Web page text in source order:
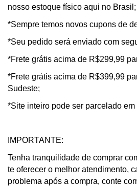
nosso estoque físico aqui no Brasil;
*Sempre temos novos cupons de
*Seu pedido será enviado com
*Frete grátis acima de R$299,99
*Frete grátis acima de R$399,99
Sudeste;
*Site inteiro pode ser parcelado em
IMPORTANTE:
Tenha tranquilidade de comprar
te oferecer o melhor atendimento,
problema após a compra, conte